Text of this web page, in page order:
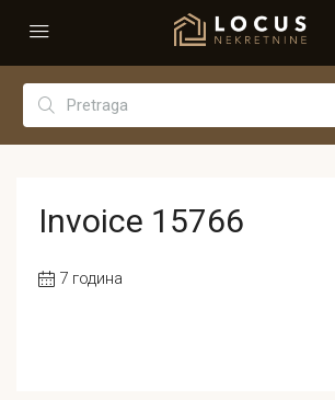
Invoice 15766
7 година